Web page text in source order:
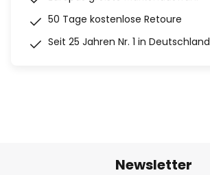
50 Tage kostenlose Retoure
Seit 25 Jahren Nr. 1 in Deutschland
Newsletter